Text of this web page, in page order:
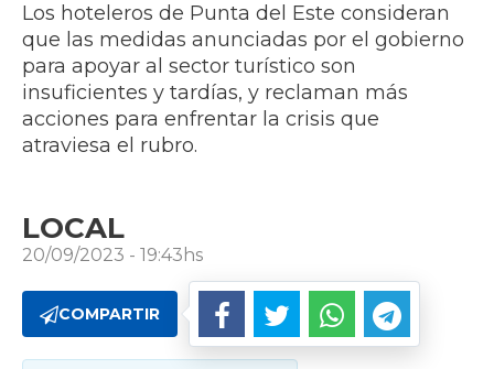
Los hoteleros de Punta del Este consideran
que las medidas anunciadas por el gobierno
para apoyar al sector turístico son
insuficientes y tardías, y reclaman más
acciones para enfrentar la crisis que
atraviesa el rubro.
LOCAL
20/09/2023 - 19:43hs
COMPARTIR